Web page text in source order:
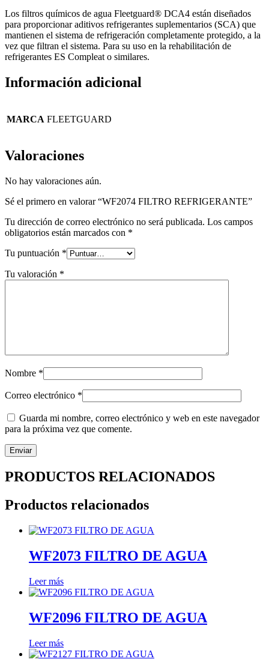
Los filtros químicos de agua Fleetguard® DCA4 están diseñados
para proporcionar aditivos refrigerantes suplementarios (SCA) que
mantienen el sistema de refrigeración completamente protegido, a la
vez que filtran el sistema. Para su uso en la rehabilitación de
refrigerantes ES Compleat o similares.
Información adicional
MARCA FLEETGUARD
Valoraciones
No hay valoraciones aún.
Sé el primero en valorar “WF2074 FILTRO REFRIGERANTE”
Tu dirección de correo electrónico no será publicada. Los campos
obligatorios están marcados con *
Tu puntuación *
Tu valoración *
Nombre *
Correo electrónico *
Guarda mi nombre, correo electrónico y web en este navegador
para la próxima vez que comente.
PRODUCTOS RELACIONADOS
Productos relacionados
WF2073 FILTRO DE AGUA
Leer más
WF2096 FILTRO DE AGUA
Leer más